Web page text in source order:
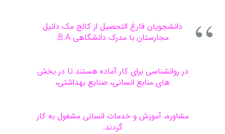
دانشجویان فارغ التحصیل از کالج مک دانیل
مجارستان با مدرک دانشگاهی B.A.
در روانشناسی برای کار آماده هستند تا در بخش
های منابع انسانی، صنایع بهداشتی،
مشاوره، آموزش و خدمات انسانی مشغول به کار
گردند.